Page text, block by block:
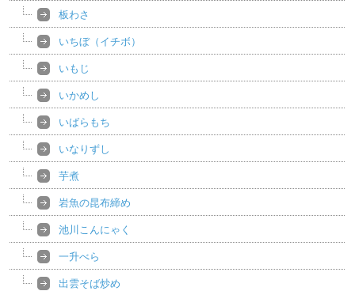
板わさ
いちぼ（イチボ）
いもじ
いかめし
いばらもち
いなりずし
芋煮
岩魚の昆布締め
池川こんにゃく
一升べら
出雲そば炒め